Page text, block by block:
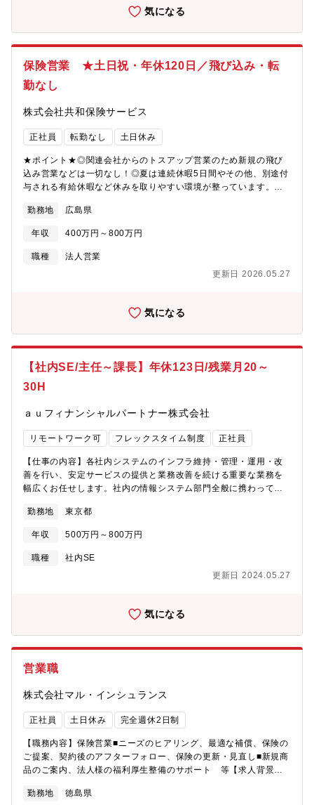
め将来も安心 ∟ショッピングモール内に店舗があるため、「気
軽に立ち寄れるから便利」と集客力も抜群です・ノルマなし／プ
レッシャーなく働けます ∟地域密着型の営業スタイルとなるた
め、"売上"よりも"お客様の信頼"を大切にし、つねに誠実なサービ
スを提供しています！・残業は月平均でわずか1時間 ∟施設自体
の閉店時間が固定されているため、必ず定時(19:00)にあがること
ができます。 完全週休2日＋長期休暇により、プライベートも
の時期であっても、金銭的な不安なく仕事に専念できる環境を整
に頼られる喜びを【やりがい】に変え日々の業務に取り組める。
気になる
保険営業 ★土日祝・年休120日／飛び込み・転
勤なし
株式会社共和保険サービス
正社員 転勤なし 土日休み
★ポイント★◎関連会社からのトスアップ営業のため新規の飛び
込み営業などは一切なし！◎夏は連続休暇5日間やその他、別途付
与される有給休暇など休みを取りやすい環境が整っています。
せた有給取得が可能）◎資格取得費用はセミナー受講から試験費
用まで全額会社が負担します。その他、社員にはがん保険なども
会社全額負担で加入することができ、健康的に働いていただける
環境が整っています。【仕事内容】■損害保険・生命保険の個人・
■広島信用金庫の職員からの紹介により、同行営業で商談を進めま
お客様のみ紹介されます。その分いかに顧客と円滑なコミュニケ
ーションを取り、関係性を築けられるかがカギとなります。■営業
範囲としては広島県内となり、チーム制で営業エリアを決めてお
ります。広島信用金庫の支店がある地域が営業エリアとなります
ので、遠方地への訪問頻度は少なくなっております。（広島県東
部がメイン）【商材】■顧客ニーズにお応えするため、当社では損
保・生保を並売しており、計22の保険会社の商材を扱うことがで
決が可能です。【魅力】■営業の評価制度は、保険の手数料ではな
となく、顧客にマッチする提案を行うことが可能です。■業績に応
スと合わせると年間で最大6.4か月分の金額を狙うことができま
す。【組織構成】■営業12名（男女比＝10:2）※30代～50代
勤務地 広島県
年収 400万円～800万円
職種
法人営業
更新日 2026.05.27
気になる
【社内SE/主任～課長】年休123日/残業月20～
30H
ａｕフィナンシャルパートナー株式会社
リモートワーク可 フレックスタイム制度 正社員
【仕事の内容】各社内システムのインフラ維持・管理・運用・改
善を行い、安定サービスの提供と業務改善を続ける重要な業務を
幅広くお任せします。社内の情報システム部門全般に携わってい
適化の推進・ヘルプデスクの運用、担当者のマネジメント・情報
セキュリティ体制の維持管理、IT関連資産の維持管理等【魅
力】・創業期で少数精鋭のため経営陣との距離感も近く、裁量を
持って企画実行が可能です。・設立間もないスタートアップ企業
営基盤もあるため、多くの経験を積みながら安定的に長期就業い
勤務地 東京都
年収 500万円～800万円
職種
社内SE
更新日 2024.05.27
気になる
営業職
株式会社マル・インシュランス
正社員 土日休み 完全週休2日制
【職務内容】保険営業■ニーズのヒアリング、最適な補償、保険の
ご提案、契約後のアフターフォロー、保険の更新・見直し■新規商
品のご案内、法人様の福利厚生整備のサポート 等【求人背景】
勤務地
徳島県